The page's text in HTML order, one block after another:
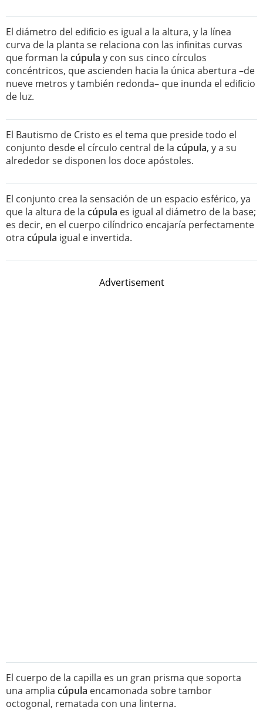
El diámetro del ediﬁcio es igual a la altura, y la línea
curva de la planta se relaciona con las inﬁnitas curvas
que forman la cúpula y con sus cinco círculos
concéntricos, que ascienden hacia la única abertura –de
nueve metros y también redonda– que inunda el ediﬁcio
de luz.
El Bautismo de Cristo es el tema que preside todo el
conjunto desde el círculo central de la cúpula, y a su
alrededor se disponen los doce apóstoles.
El conjunto crea la sensación de un espacio esférico, ya
que la altura de la cúpula es igual al diámetro de la base;
es decir, en el cuerpo cilíndrico encajaría perfectamente
otra cúpula igual e invertida.
Advertisement
El cuerpo de la capilla es un gran prisma que soporta
una amplia cúpula encamonada sobre tambor
octogonal, rematada con una linterna.